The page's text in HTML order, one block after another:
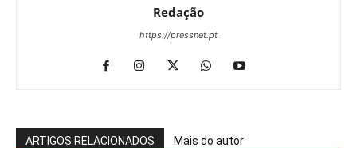
Redação
https://pressnet.pt
ARTIGOS RELACIONADOS Mais do autor